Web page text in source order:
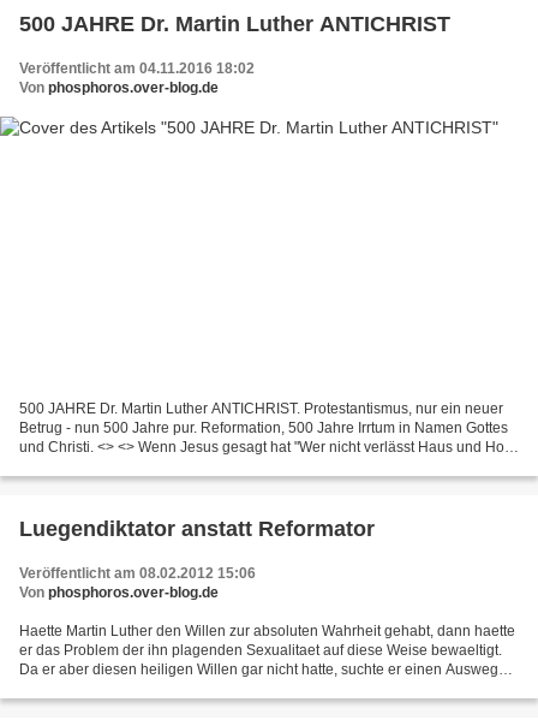
500 JAHRE Dr. Martin Luther ANTICHRIST
Veröffentlicht am 04.11.2016 18:02
Von phosphoros.over-blog.de
500 JAHRE Dr. Martin Luther ANTICHRIST. Protestantismus, nur ein neuer
Betrug - nun 500 Jahre pur. Reformation, 500 Jahre Irrtum in Namen Gottes
und Christi. <> <> Wenn Jesus gesagt hat "Wer nicht verlässt Haus und Hof,
Luegendiktator anstatt Reformator
Veröffentlicht am 08.02.2012 15:06
Von phosphoros.over-blog.de
Haette Martin Luther den Willen zur absoluten Wahrheit gehabt, dann haette
er das Problem der ihn plagenden Sexualitaet auf diese Weise bewaeltigt.
Da er aber diesen heiligen Willen gar nicht hatte, suchte er einen Ausweg